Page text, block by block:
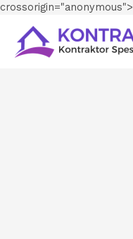
crossorigin="anonymous">